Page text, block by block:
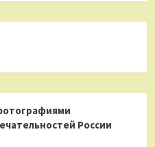
России